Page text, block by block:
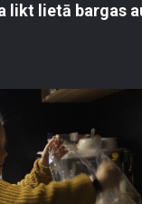
likt lietā bargas